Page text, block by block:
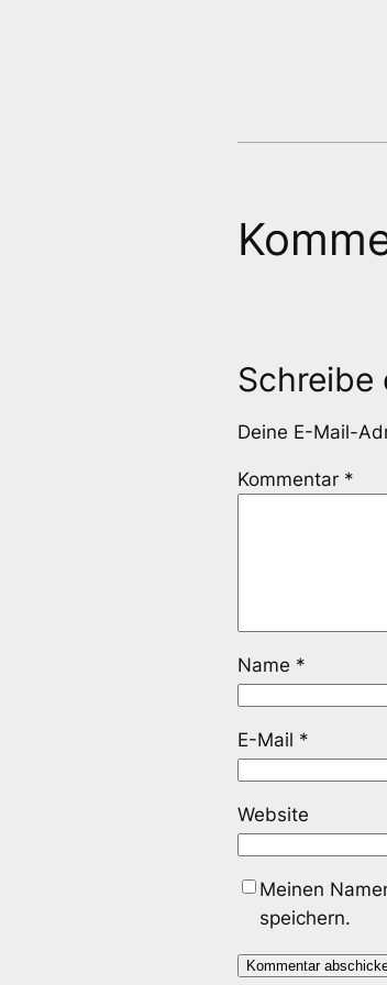
Schreibe
Deine E-Mail-
Kommentar *
Name *
E-Mail *
Website
Meinen
speichern.